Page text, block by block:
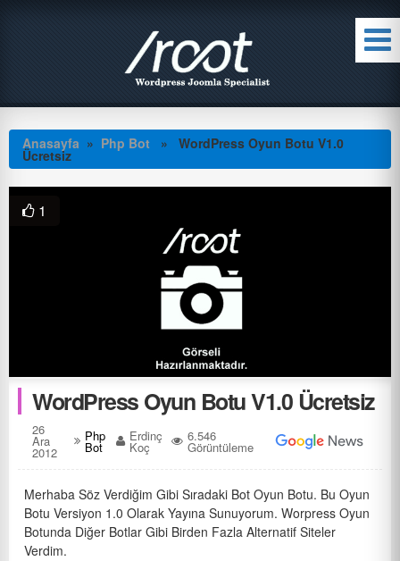
Anasayfa » Php Bot » WordPress Oyun Botu V1.0
Ücretsiz
1
WordPress Oyun Botu V1.0 Ücretsiz
26
Ara
2012
Php
Bot
Erdinç
Koç
6.546
Görüntüleme
Merhaba Söz Verdiğim Gibi Sıradaki Bot Oyun Botu. Bu Oyun
Botu Versiyon 1.0 Olarak Yayına Sunuyorum. Worpress Oyun
Botunda Diğer Botlar Gibi Birden Fazla Alternatif Siteler
Verdim.